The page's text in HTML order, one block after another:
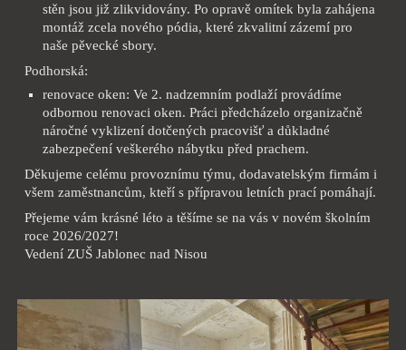
stěn jsou již zlikvidovány. Po opravě omítek byla zahájena
montáž zcela nového pódia, které zkvalitní zázemí pro
naše pěvecké sbory.
Podhorská:
renovace oken: Ve 2. nadzemním podlaží provádíme
odbornou renovaci oken. Práci předcházelo organizačně
náročné vyklizení dotčených pracovišť a důkladné
zabezpečení veškerého nábytku před prachem.
Děkujeme celému provoznímu týmu, dodavatelským firmám i
všem zaměstnancům, kteří s přípravou letních prací pomáhají.
Přejeme vám krásné léto a těšíme se na vás v novém školním
roce 2026/2027!
Vedení ZUŠ Jablonec nad Nisou